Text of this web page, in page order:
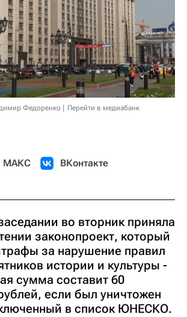
Федоренко Перейти в медиабанк
МАКС ВКонтакте
во вторник приняла
законопроект, который
за нарушение правил
истории и культуры -
сумма составит 60
если был уничтожен
в список ЮНЕСКО.